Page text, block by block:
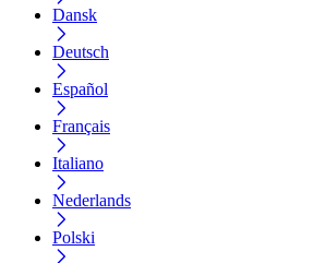
Dansk
Deutsch
Español
Français
Italiano
Nederlands
Polski